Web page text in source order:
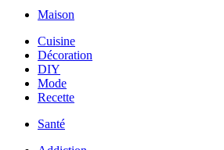
Maison
Cuisine
Décoration
DIY
Mode
Recette
Santé